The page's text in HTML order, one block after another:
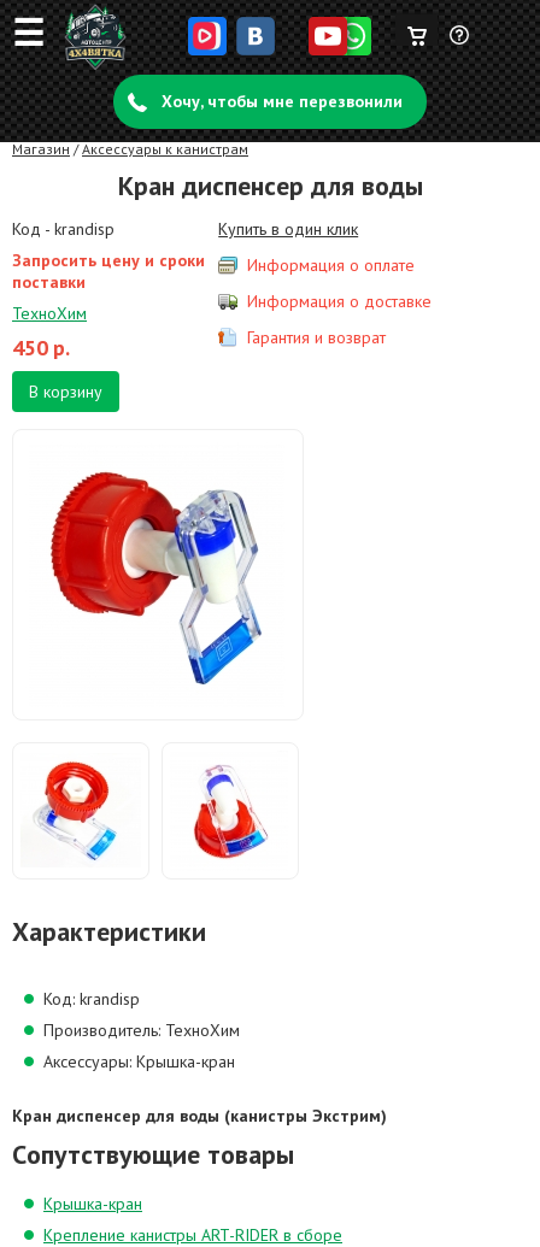
☰ Задать
вопрос
Корзина
пуста
Хочу, чтобы мне перезвонили
Магазин /Аксессуары к канистрам
Кран диспенсер для воды
Код - krandisp
Запросить цену и сроки
поставки
ТехноХим
450 р.
В корзину
Купить в один клик
Информация о оплате
Информация о доставке
Гарантия и возврат
Характеристики
Код: krandisp
Производитель: ТехноХим
Аксессуары: Крышка-кран
Кран диспенсер для воды (канистры Экстрим)
Cопутствующие товары
Крышка-кран
Крепление канистры ART-RIDER в сборе